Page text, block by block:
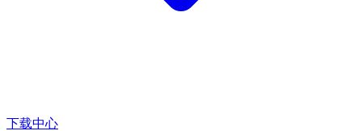
下载中心